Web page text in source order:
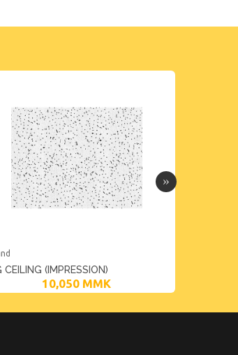
CEILING (IMPRESSION)
10,050 MMK